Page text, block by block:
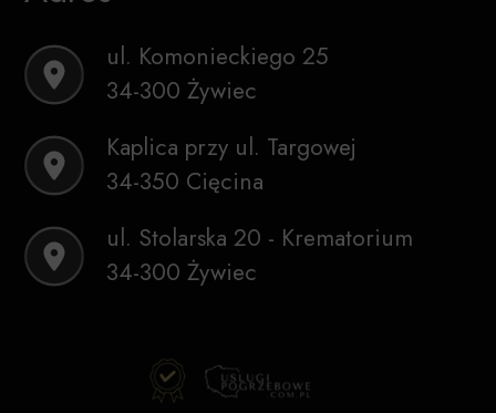
ul. Komonieckiego 25
34-300 Żywiec
Kaplica przy ul. Targowej
34-350 Cięcina
ul. Stolarska 20 - Krematorium
34-300 Żywiec